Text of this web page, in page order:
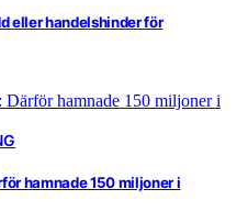
eller handelshinder för
hamnade 150 miljoner i